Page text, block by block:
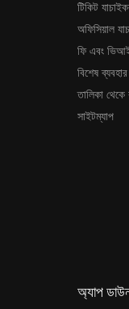
টিকিট
অফিসিয়াল
ফি এবং
বিশেষ ব্যবহার
তালিকা থেকে
সাইটম্যাপ
অ্যাপ